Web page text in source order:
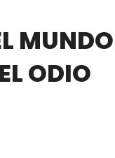
MUNDO
ODIO